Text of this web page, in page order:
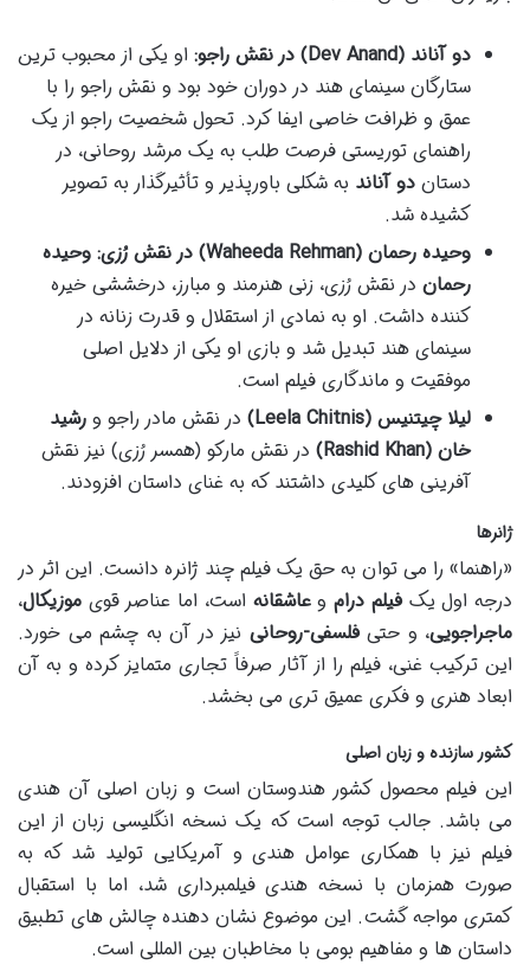
دو آناند (Dev Anand) در نقش راجو:
او یکی از محبوب ترین
ستارگان سینمای هند در دوران خود بود و نقش راجو را با
عمق و ظرافت خاصی ایفا کرد. تحول شخصیت راجو از یک
راهنمای توریستی فرصت طلب به یک مرشد روحانی، در
دستان دو آناند به شکلی باورپذیر و تأثیرگذار به تصویر
کشیده شد.
وحیده رحمان (Waheeda Rehman) در نقش رُزی:
وحیده
رحمان در نقش رُزی، زنی هنرمند و مبارز، درخششی خیره
کننده داشت. او به نمادی از استقلال و قدرت زنانه در
سینمای هند تبدیل شد و بازی او یکی از دلایل اصلی
موفقیت و ماندگاری فیلم است.
لیلا چیتنیس (Leela Chitnis)
در نقش مادر راجو و رشید
خان (Rashid Khan)
در نقش مارکو (همسر رُزی) نیز نقش
آفرینی های کلیدی داشتند که به غنای داستان افزودند.
ژانرها
«راهنما» را می توان به حق یک فیلم چند ژانره دانست. این اثر در
درجه اول یکفیلم دراموعاشقانه است، اما عناصر قوی موزیکال،
ماجراجویی، و حتیفلسفی-روحانی نیز در آن به چشم می خورد.
این ترکیب غنی، فیلم را از آثار صرفاً تجاری متمایز کرده و به آن
ابعاد هنری و فکری عمیق تری می بخشد.
کشور سازنده و زبان اصلی
این فیلم محصول کشور هندوستان است و زبان اصلی آن هندی
می باشد. جالب توجه است که یک نسخه انگلیسی زبان از این
فیلم نیز با همکاری عوامل هندی و آمریکایی تولید شد که به
صورت همزمان با نسخه هندی فیلمبرداری شد، اما با استقبال
کمتری مواجه گشت. این موضوع نشان دهنده چالش های تطبیق
داستان ها و مفاهیم بومی با مخاطبان بین المللی است.